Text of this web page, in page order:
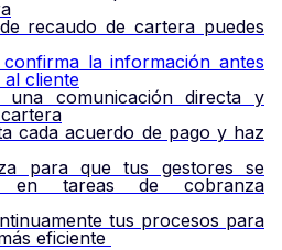
recaudo de cartera puedes
la información antes
cliente
comunicación directa y
cada acuerdo de pago y haz
para que tus gestores se
en tareas de cobranza
tus procesos para
eficiente